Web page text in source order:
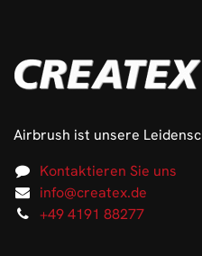
Airbrush ist unsere
Kontaktieren Sie uns
info@createx.de
+49 4191 88277